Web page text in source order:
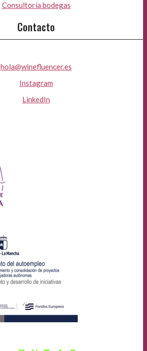
Consultoría bodegas
Contacto
hola@winefluencer.es
Instagram
LinkedIn